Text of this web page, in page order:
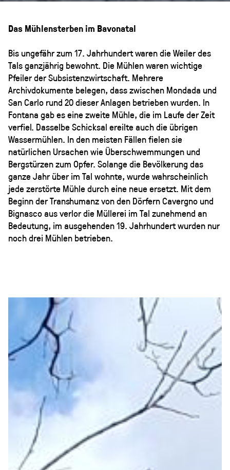
Das Mühlensterben im Bavonatal
Bis ungefähr zum 17. Jahrhundert waren die Weiler des
Tals ganzjährig bewohnt. Die Mühlen waren wichtige
Pfeiler der Subsistenzwirtschaft. Mehrere
Archivdokumente belegen, dass zwischen Mondada und
San Carlo rund 20 dieser Anlagen betrieben wurden. In
Fontana gab es eine zweite Mühle, die im Laufe der Zeit
verfiel. Dasselbe Schicksal ereilte auch die übrigen
Wassermühlen. In den meisten Fällen fielen sie
natürlichen Ursachen wie Überschwemmungen und
Bergstürzen zum Opfer. Solange die Bevölkerung das
ganze Jahr über im Tal wohnte, wurde wahrscheinlich
jede zerstörte Mühle durch eine neue ersetzt. Mit dem
Beginn der Transhumanz von den Dörfern Cavergno und
Bignasco aus verlor die Müllerei im Tal zunehmend an
Bedeutung, im ausgehenden 19. Jahrhundert wurden nur
noch drei Mühlen betrieben.